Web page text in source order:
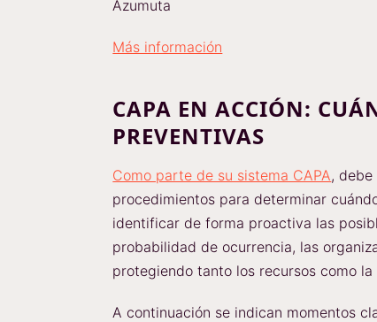
Azumuta
Más información
CAPA EN ACCIÓN:
PREVENTIVAS
Como parte de su sistema CAPA,
procedimientos para determinar
identificar de forma proactiva las
probabilidad de ocurrencia, las
protegiendo tanto los recursos como
A continuación se indican momentos